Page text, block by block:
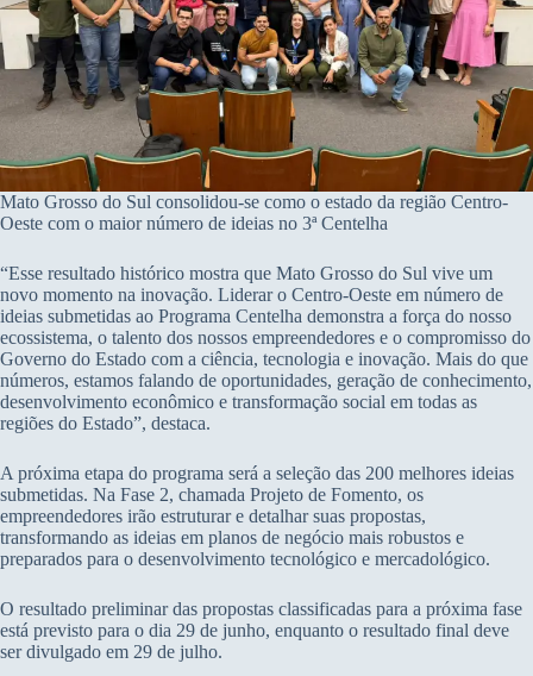
Mato Grosso do Sul consolidou-se como o estado da região Centro-
Oeste com o maior número de ideias no 3ª Centelha
“Esse resultado histórico mostra que Mato Grosso do Sul vive um
novo momento na inovação. Liderar o Centro-Oeste em número de
ideias submetidas ao Programa Centelha demonstra a força do nosso
ecossistema, o talento dos nossos empreendedores e o compromisso do
Governo do Estado com a ciência, tecnologia e inovação. Mais do que
números, estamos falando de oportunidades, geração de conhecimento,
desenvolvimento econômico e transformação social em todas as
regiões do Estado”, destaca.
A próxima etapa do programa será a seleção das 200 melhores ideias
submetidas. Na Fase 2, chamada Projeto de Fomento, os
empreendedores irão estruturar e detalhar suas propostas,
transformando as ideias em planos de negócio mais robustos e
preparados para o desenvolvimento tecnológico e mercadológico.
O resultado preliminar das propostas classificadas para a próxima fase
está previsto para o dia 29 de junho, enquanto o resultado final deve
ser divulgado em 29 de julho.